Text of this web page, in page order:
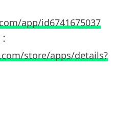
app/id6741675037
store/apps/details?